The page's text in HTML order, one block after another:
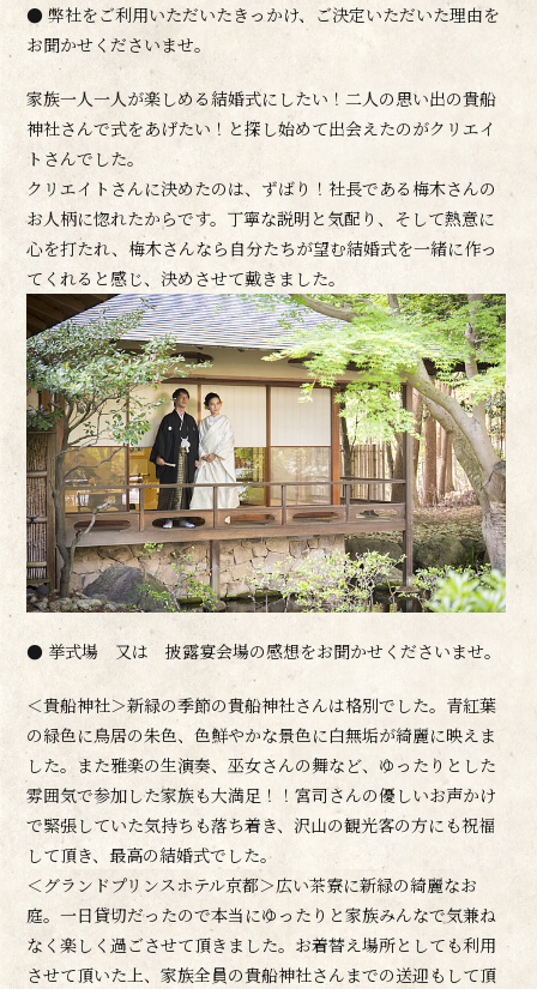
● 弊社をご利用いただいたきっかけ、ご決定いただいた理由を
お聞かせくださいませ。
家族一人一人が楽しめる結婚式にしたい！二人の思い出の貴船
神社さんで式をあげたい！と探し始めて出会えたのがクリエイ
トさんでした。
クリエイトさんに決めたのは、ずばり！社長である梅木さんの
お人柄に惚れたからです。丁寧な説明と気配り、そして熱意に
心を打たれ、梅木さんなら自分たちが望む結婚式を一緒に作っ
てくれると感じ、決めさせて戴きました。
● 挙式場 又は 披露宴会場の感想をお聞かせくださいませ。
＜貴船神社＞新緑の季節の貴船神社さんは格別でした。青紅葉
の緑色に鳥居の朱色、色鮮やかな景色に白無垢が綺麗に映えま
した。また雅楽の生演奏、巫女さんの舞など、ゆったりとした
雰囲気で参加した家族も大満足！！宮司さんの優しいお声かけ
で緊張していた気持ちも落ち着き、沢山の観光客の方にも祝福
して頂き、最高の結婚式でした。
＜グランドプリンスホテル京都＞広い茶寮に新緑の綺麗なお
庭。一日貸切だったので本当にゆったりと家族みんなで気兼ね
なく楽しく過ごさせて頂きました。お着替え場所としても利用
させて頂いた上、家族全員の貴船神社さんまでの送迎もして頂